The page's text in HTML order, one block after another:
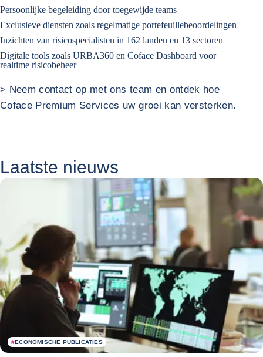
Persoonlijke begeleiding door toegewijde teams
Exclusieve diensten zoals regelmatige portefeuillebeoordelingen
Inzichten van risicospecialisten in 162 landen en 13 sectoren
Digitale tools zoals URBA360 en Coface Dashboard voor
realtime risicobeheer
> Neem contact op met ons team en ontdek hoe
Coface Premium Services uw groei kan versterken.
Laatste nieuws
#ECONOMISCHE PUBLICATIES